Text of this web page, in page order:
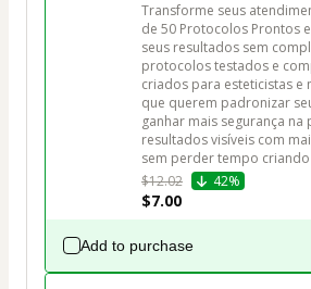
Transforme seus
de 50 Protocolos Prontos
seus resultados sem
protocolos testados e
criados para esteticistas e
que querem padronizar
ganhar mais segurança
resultados visíveis com
sem perder tempo
$12.02
42%
$7.00
Add to purchase